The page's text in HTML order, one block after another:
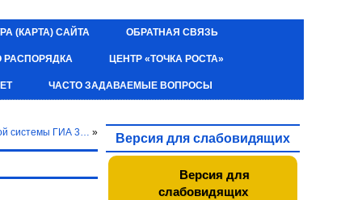
(КАРТА) САЙТА ОБРАТНАЯ СВЯЗЬ
РАСПОРЯДКА ЦЕНТР «ТОЧКА РОСТА»
ЧАСТО ЗАДАВАЕМЫЕ ВОПРОСЫ
системы ГИА 3… » Версия для слабовидящих
Версия для
слабовидящих